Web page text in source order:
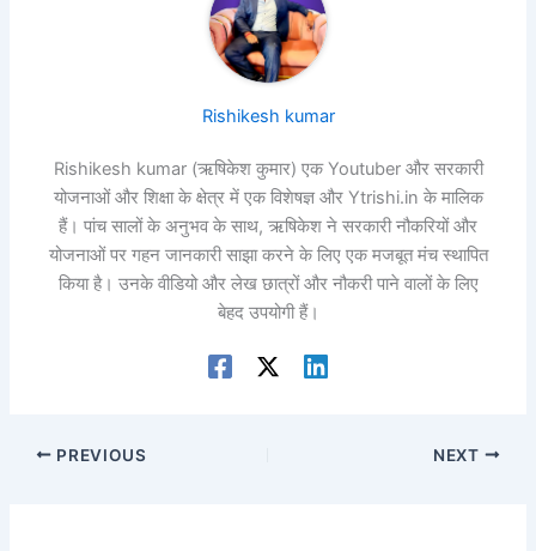
Rishikesh kumar
Rishikesh kumar (ऋषिकेश कुमार) एक Youtuber और सरकारी
योजनाओं और शिक्षा के क्षेत्र में एक विशेषज्ञ और Ytrishi.in के मालिक
हैं। पांच सालों के अनुभव के साथ, ऋषिकेश ने सरकारी नौकरियों और
योजनाओं पर गहन जानकारी साझा करने के लिए एक मजबूत मंच स्थापित
किया है। उनके वीडियो और लेख छात्रों और नौकरी पाने वालों के लिए
बेहद उपयोगी हैं।
PREVIOUS NEXT